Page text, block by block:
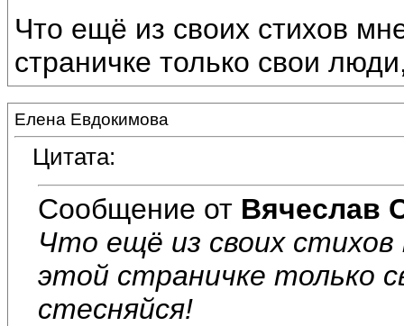
Что ещё из своих стихов
страничке только свои
Елена Евдокимова
Цитата:
Сообщение от Вячеслав
Что ещё из своих
этой страничке только
стесняйся!